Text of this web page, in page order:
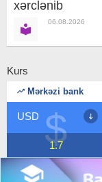
xərclənib
06.08.2026
Kurs
Mərkəzi bank
$
USD
1.7